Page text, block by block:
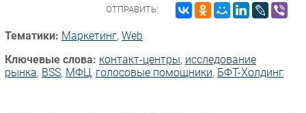
ОТПРАВИТЬ:
Тематики: Маркетинг, Web
Ключевые слова: контакт-центры, исследование
рынка, BSS, МФЦ, голосовые помощники, БФТ-Холдинг